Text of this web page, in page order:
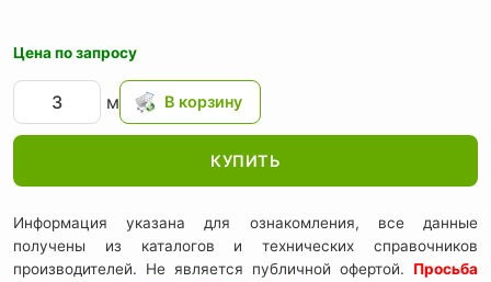
Цена по запросу
м
КУПИТЬ
Информация указана для ознакомления, все данные
получены из каталогов и технических справочников
производителей. Не является публичной офертой. Просьба